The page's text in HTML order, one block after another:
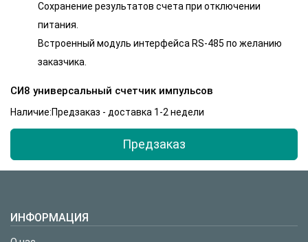
Сохранение результатов счета при отключении
питания.
Встроенный модуль интерфейса RS-485 по желанию
заказчика.
СИ8 универсальный счетчик импульсов
Наличие:Предзаказ - доставка 1-2 недели
Предзаказ
ИНФОРМАЦИЯ